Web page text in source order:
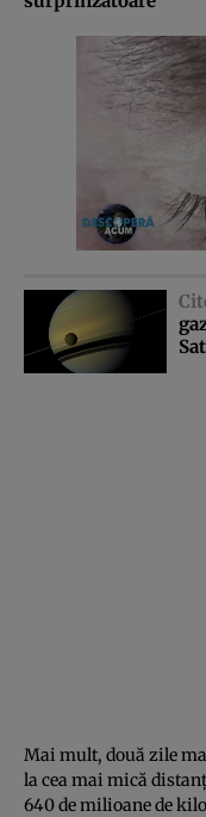
Mai mult, două zile
la cea mai mică
640 de milioane de